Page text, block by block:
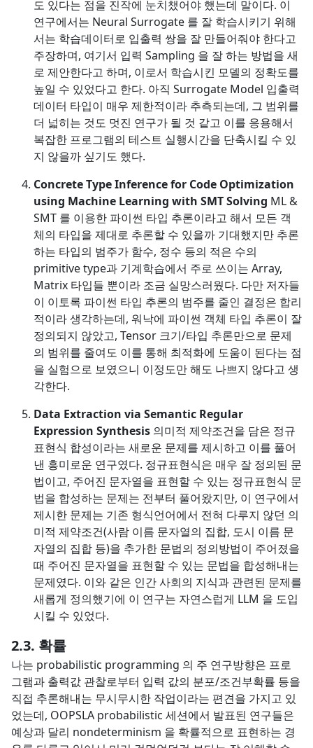
도 있다는 점을 진작에 눈치챘어야 했는데 말이다. 이
연구에서는 Neural Surrogate 를 잘 학습시키기 위해
서는 학습데이터로 입출력 쌍을 잘 만들어줘야 한다고
주장하며, 여기서 입력 Sampling 을 잘 하는 방법을 새
로 제안한다고 하며, 이로서 학습시킨 모델의 정확도를
높일 수 있었다고 한다. 아직 Surrogate Model 입출력
데이터 타입이 매우 제한적이라 추측되는데, 그 범위를
더 넓히는 것도 멋진 연구가 될 것 같고 이를 응용해서
복잡한 프로그램의 테스트 실행시간을 단축시킬 수 있
지 않을까 싶기도 했다.
Concrete Type Inference for Code Optimization
using Machine Learning with SMT Solving ML &
SMT 를 이용한 파이썬 타입 추론이라고 해서 모든 객
체의 타입을 제대로 추론할 수 있을까 기대했지만 추론
하는 타입의 범주가 함수, 정수 등의 적은 수의
primitive type과 기계학습에서 주로 쓰이는 Array,
Matrix 타입들 뿐이라 조금 실망스러웠다. 다만 저자들
이 이토록 파이썬 타입 추론의 범주를 줄인 결정은 합리
적이라 생각하는데, 워낙에 파이썬 객체 타입 추론이 잘
정의되지 않았고, Tensor 크기/타입 추론만으로 문제
의 범위를 줄여도 이를 통해 최적화에 도움이 된다는 점
을 실험으로 보였으니 이정도만 해도 나쁘지 않다고 생
각한다.
Data Extraction via Semantic Regular
Expression Synthesis 의미적 제약조건을 담은 정규
표현식 합성이라는 새로운 문제를 제시하고 이를 풀어
낸 흥미로운 연구였다. 정규표현식은 매우 잘 정의된 문
법이고, 주어진 문자열을 표현할 수 있는 정규표현식 문
법을 합성하는 문제는 전부터 풀어왔지만, 이 연구에서
제시한 문제는 기존 형식언어에서 전혀 다루지 않던 의
미적 제약조건(사람 이름 문자열의 집합, 도시 이름 문
자열의 집합 등)을 추가한 문법의 정의방법이 주어졌을
때 주어진 문자열을 표현할 수 있는 문법을 합성해내는
문제였다. 이와 같은 인간 사회의 지식과 관련된 문제를
새롭게 정의했기에 이 연구는 자연스럽게 LLM 을 도입
시킬 수 있었다.
확률
나는 probabilistic programming 의 주 연구방향은 프로
그램과 출력값 관찰로부터 입력 값의 분포/조건부확률 등을
직접 추론해내는 무시무시한 작업이라는 편견을 가지고 있
었는데, OOPSLA probabilistic 세션에서 발표된 연구들은
예상과 달리 nondeterminism 을 확률적으로 표현하는 경